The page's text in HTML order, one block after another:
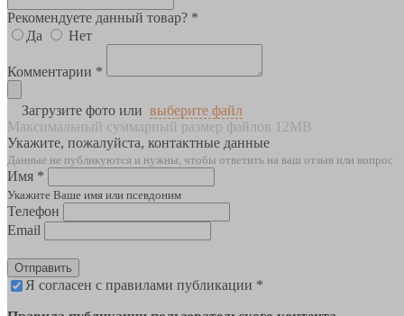
Рекомендуете данный товар? *
Да
Нет
Комментарии *
Загрузите фото или выберите файл
Максимальный суммарный размер файлов 12MB
Укажите, пожалуйста, контактные данные
Данные не публикуются и нужны, чтобы ответить на ваш отзыв или вопрос
Имя *
Укажите Ваше имя или псевдоним
Телефон
Email
Отправить
Я согласен с правилами публикации *